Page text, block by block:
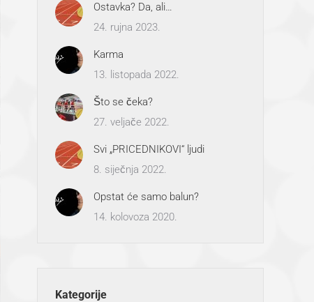
Ostavka? Da, ali…
24. rujna 2023.
Karma
13. listopada 2022.
Što se čeka?
27. veljače 2022.
Svi „PRICEDNIKOVI“ ljudi
8. siječnja 2022.
Opstat će samo balun?
14. kolovoza 2020.
Kategorije